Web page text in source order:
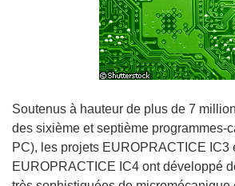
Soutenus à hauteur de plus de 7
des sixième et septième programmes-
PC), les projets EUROPRACTICE IC3
EUROPRACTICE IC4 ont développé